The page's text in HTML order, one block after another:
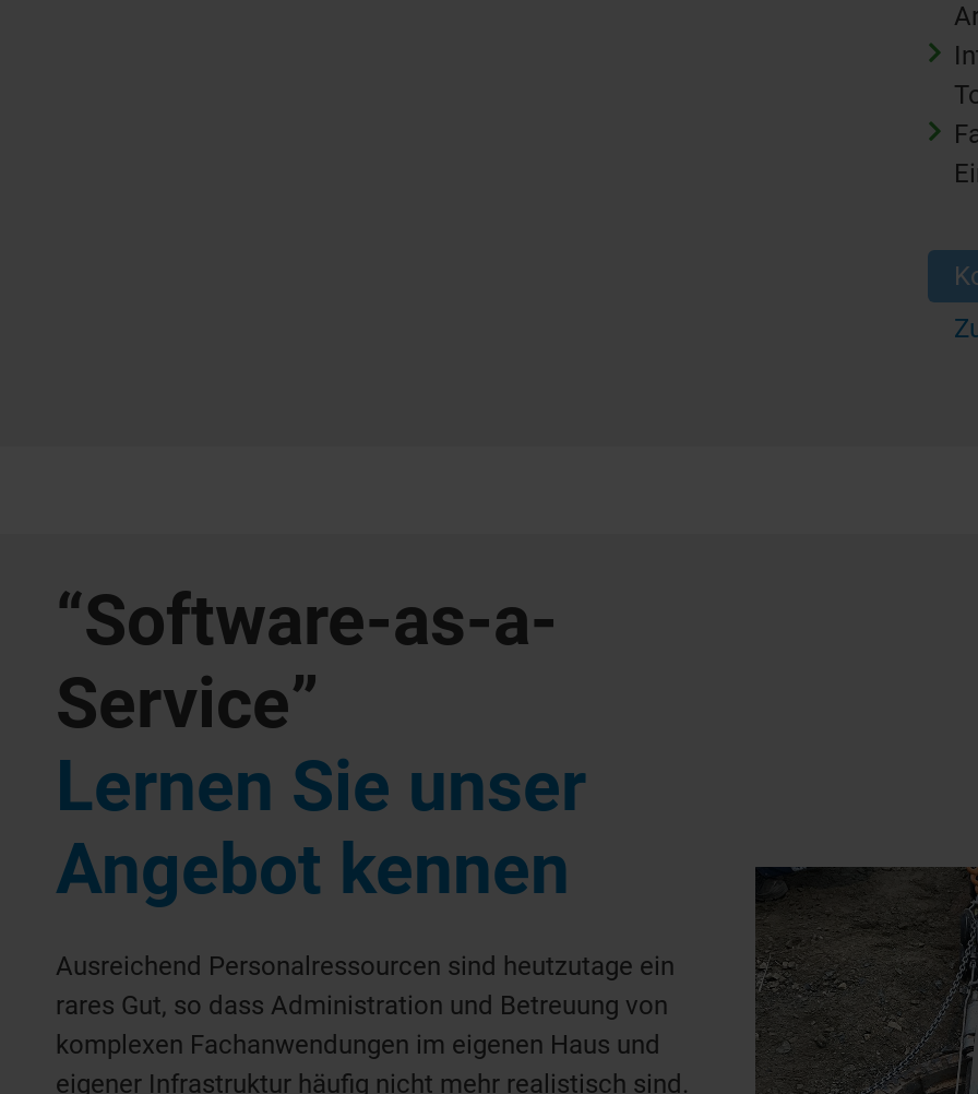
“Software-as-a-
Service”
Lernen Sie unser
Angebot kennen
Ausreichend Personalressourcen sind heutzutage ein
rares Gut, so dass Administration und Betreuung von
komplexen Fachanwendungen im eigenen Haus und
eigener Infrastruktur häufig nicht mehr realistisch sind.